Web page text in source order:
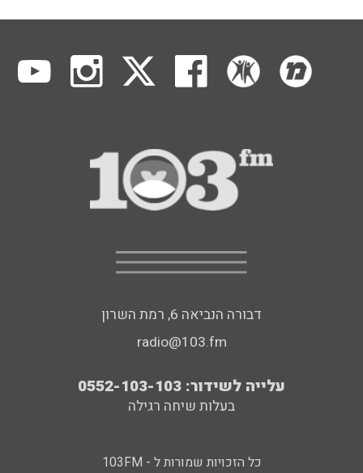
דבורה הנביאה 6, רמת השרון
radio@103.fm
עלייה לשידור: 0552-103-103
בעלות שיחה רגילה
כל הזכויות שמורות ל - 103FM